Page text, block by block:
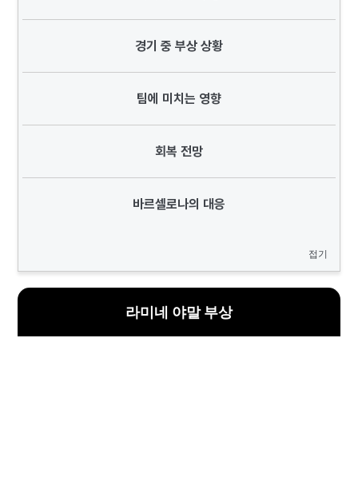
경기 중 부상 상황
팀에 미치는 영향
회복 전망
바르셀로나의 대응
접기
라미네 야말 부상